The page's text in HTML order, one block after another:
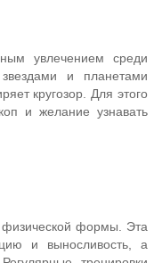
увлечением среди
и планетами
кругозор. Для этого
и желание узнавать
формы. Эта
и выносливость, а